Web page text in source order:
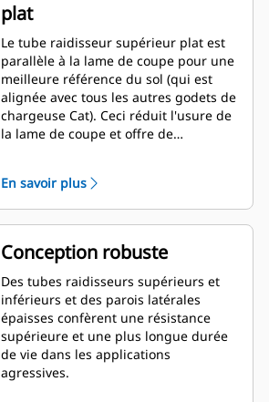
plat
Le tube raidisseur supérieur plat est
parallèle à la lame de coupe pour une
meilleure référence du sol (qui est
alignée avec tous les autres godets de
chargeuse Cat). Ceci réduit l'usure de
la lame de coupe et offre de
lame peuvent être plus faciles à
évaluer depuis la cabine.
En savoir plus
Conception robuste
Des tubes raidisseurs supérieurs et
inférieurs et des parois latérales
épaisses confèrent une résistance
supérieure et une plus longue durée
de vie dans les applications
agressives.